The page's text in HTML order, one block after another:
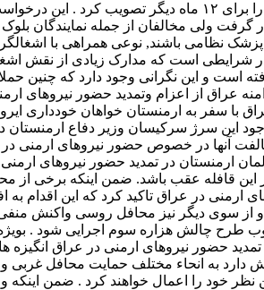
پارلمان ارمنستان اخیرا حضور نیروهای ارمنی
ولی مخالفان از جمله نمایندگان
و پزشک نظامی باشند, نوعی همراهی با
شرایطی است که مدارک زیادی از نقش
است و این نگرانی وجود دارد که چنین
عراق از اعزام وتمدید حضور
سفر به ارمنستان خواهان خودداری
این سرژ سرکیسان وزیر دفاع
آنها در خصوص حضور نیروهای ارمنی
ارمنستان در تمدید حضور نیروهای
قافله عقب باشد. ضمن اینکه برخی از
ارمنی در عراق تاکید کرد که این
سوی دیگر نیز محافل روسی واکنش منفی
طرح چالش هزاره سوم اجرایی شود .
حضور نیروهای ارمنی در عراق انگیزه
دارد به انحاء مختلف حمایت محافل غربی
نظر خود را اعمال خواهند کرد . ضمن